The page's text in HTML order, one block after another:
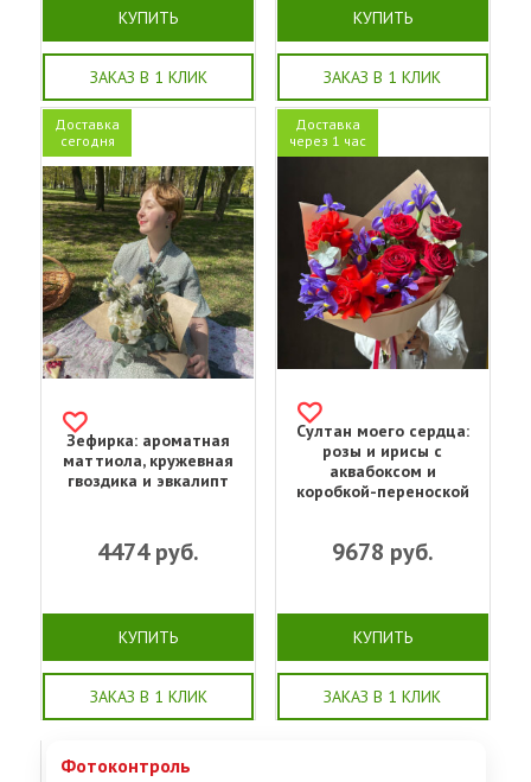
КУПИТЬ
ЗАКАЗ В 1 КЛИК
КУПИТЬ
ЗАКАЗ В 1 КЛИК
Доставка
сегодня
Зефирка: ароматная
маттиола, кружевная
гвоздика и эвкалипт
4474руб.
КУПИТЬ
ЗАКАЗ В 1 КЛИК
Доставка
через 1 час
Султан моего сердца:
розы и ирисы с
аквабоксом и
коробкой-переноской
9678 руб.
КУПИТЬ
ЗАКАЗ В 1 КЛИК
Фотоконтроль